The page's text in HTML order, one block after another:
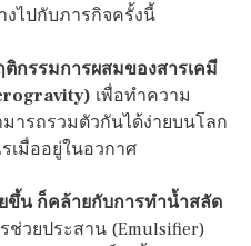
งไปกับภารกิจครั้งนี้
ติกรรมการผสมของสารเคมี
เพื่อทำความ
ารถรวมตัวกันได้ง่ายบนโลก
เมื่ออยู่ในอวกาศ
ขึ้น ก็คล้ายกับการทำน้ำสลัด
ช่วยประสาน (Emulsifier)